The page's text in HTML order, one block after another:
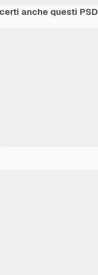
anche questi PSD